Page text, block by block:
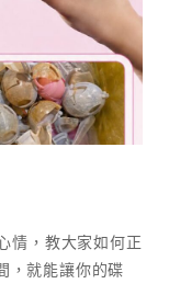
情，教大家如何正
，就能讓你的碟